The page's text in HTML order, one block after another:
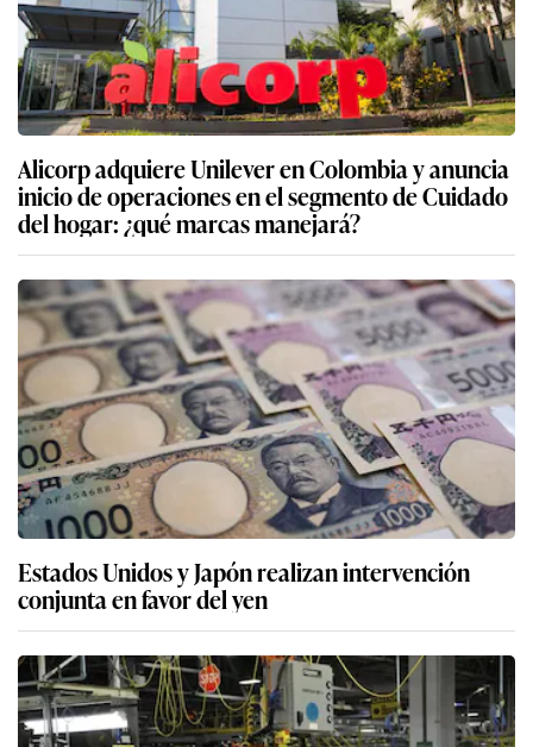
Alicorp adquiere Unilever en Colombia y anuncia
inicio de operaciones en el segmento de Cuidado
del hogar: ¿qué marcas manejará?
Estados Unidos y Japón realizan intervención
conjunta en favor del yen